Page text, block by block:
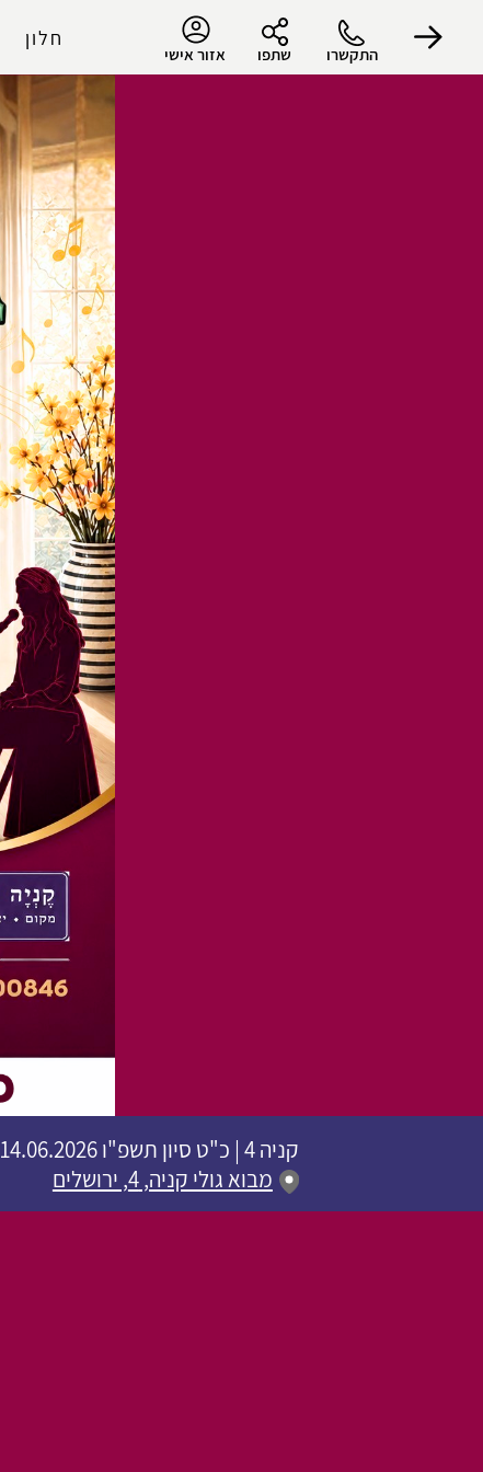
התקשרו שתפו אזור אישי
חלון
קניה 4 | כ"ט סיון תשפ"ו14.06.2026 | פתיחת שערים 20:00 | שעת התחלה 20:30
מבוא גולי קניה, 4, ירושלים